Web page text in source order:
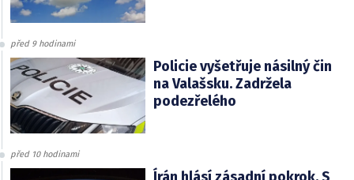
před 9 hodinami
Policie vyšetřuje násilný čin
na Valašsku. Zadržela
podezřelého
před 10 hodinami